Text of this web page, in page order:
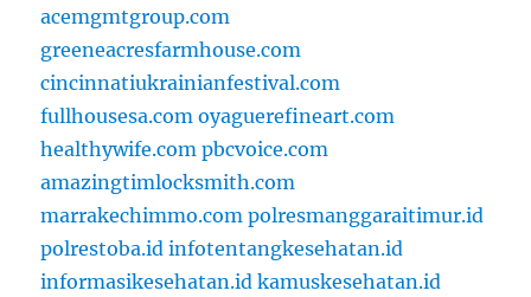
acemgmtgroup.com
greeneacresfarmhouse.com
cincinnatiukrainianfestival.com
fullhousesa.com oyaguerefineart.com
healthywife.com pbcvoice.com
amazingtimlocksmith.com
marrakechimmo.com polresmanggaraitimur.id
polrestoba.id infotentangkesehatan.id
informasikesehatan.id kamuskesehatan.id